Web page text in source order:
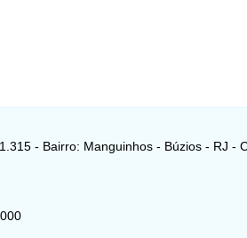
- Bairro: Manguinhos - Búzios - RJ -